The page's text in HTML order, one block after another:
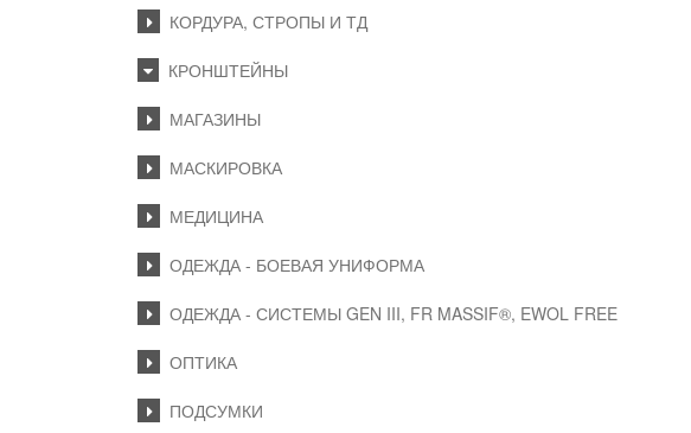
КОРДУРА, СТРОПЫ И ТД
КРОНШТЕЙНЫ
МАГАЗИНЫ
МАСКИРОВКА
МЕДИЦИНА
ОДЕЖДА - БОЕВАЯ УНИФОРМА
ОДЕЖДА - СИСТЕМЫ GEN III, FR MASSIF®, EWOL FREE
ОПТИКА
ПОДСУМКИ